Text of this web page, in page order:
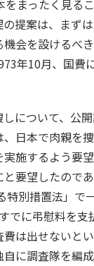
まったく見る
提案は、まず
会を設けるべ
年10月、国費
について、公
日本で肉親を
施するよう要
要望したので
別措置法」で
でに弔慰料を
は出せないと
に調査隊を編